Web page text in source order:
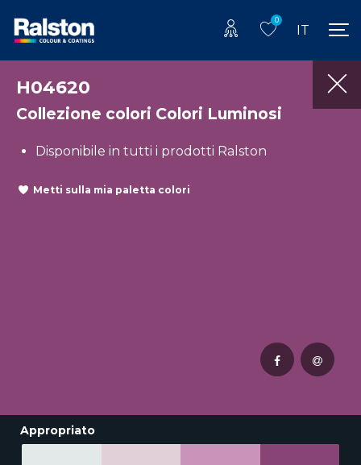
0
IT
H04620
Collezione colori Colori Luminosi
Disponibile in tutti i prodotti Ralston
Metti sulla mia paletta colori
Appropriato